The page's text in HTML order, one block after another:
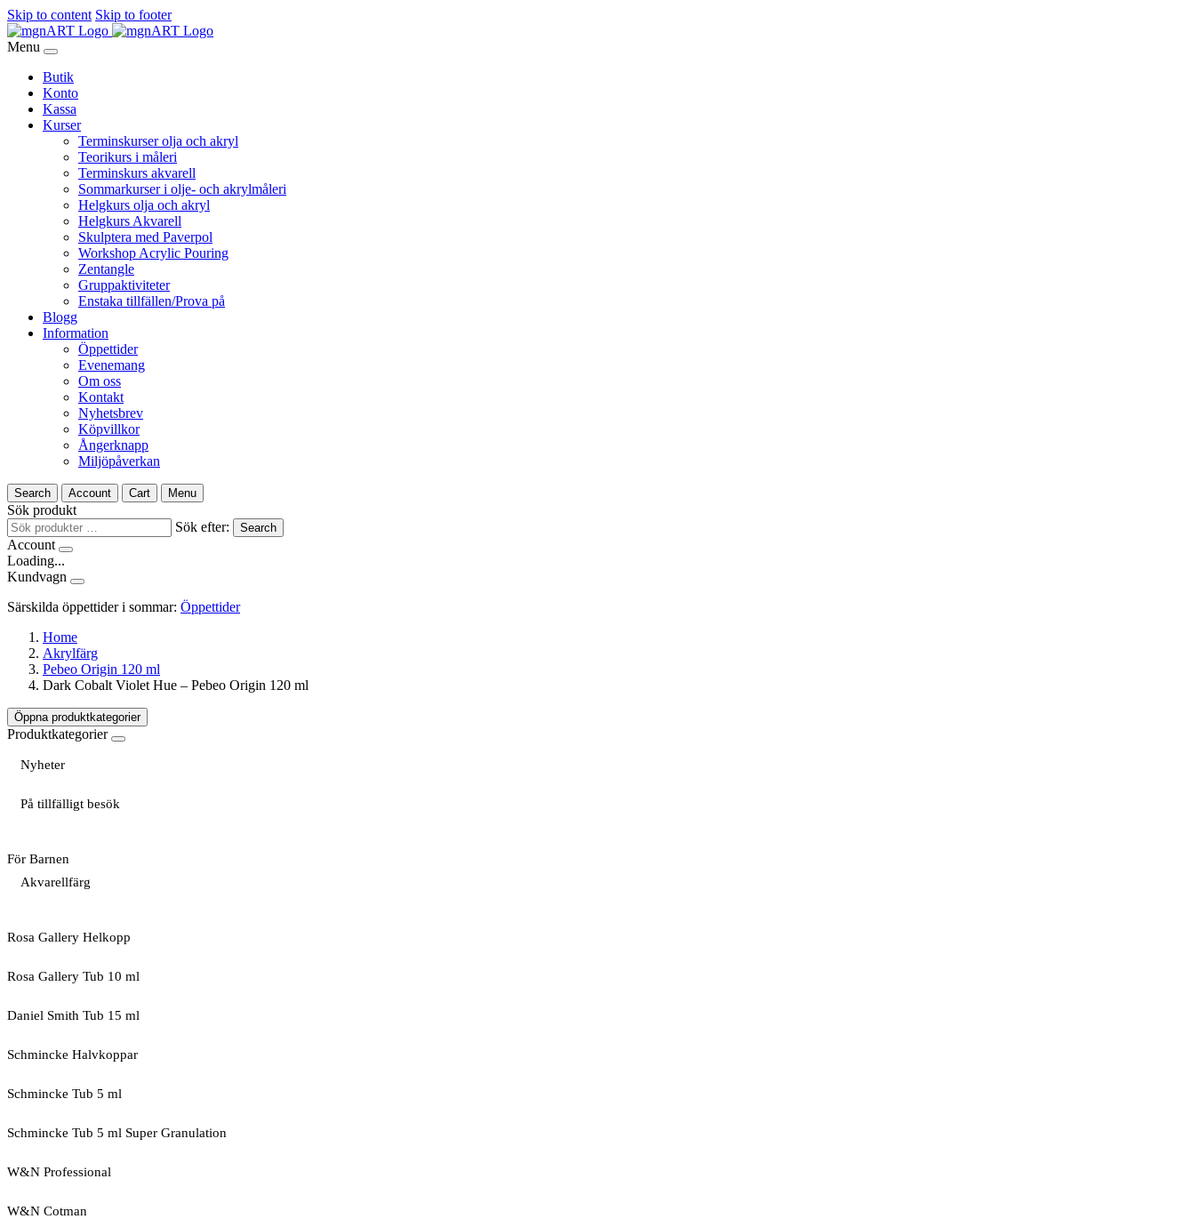
Skip to content Skip to footer
Menu
Butik
Konto
Kassa
Kurser
Terminskurser olja och akryl
Teorikurs i måleri
Terminskurs akvarell
Sommarkurser i olje- och akrylmåleri
Helgkurs olja och akryl
Helgkurs Akvarell
Skulptera med Paverpol
Workshop Acrylic Pouring
Zentangle
Gruppaktiviteter
Enstaka tillfällen/Prova på
Blogg
Information
Öppettider
Evenemang
Om oss
Kontakt
Nyhetsbrev
Köpvillkor
Ångerknapp
Miljöpåverkan
Search Account Cart Menu
Sök produkt
Sök efter:
Search
Account
Loading...
Kundvagn
Särskilda öppettider i sommar: Öppettider
Home
Akrylfärg
Pebeo Origin 120 ml
Dark Cobalt Violet Hue – Pebeo Origin 120 ml
Öppna produktkategorier
Produktkategorier
Nyheter
På tillfälligt besök
För Barnen
Akvarellfärg
Rosa Gallery Helkopp
Rosa Gallery Tub 10 ml
Daniel Smith Tub 15 ml
Schmincke Halvkoppar
Schmincke Tub 5 ml
Schmincke Tub 5 ml Super Granulation
W&N Professional
W&N Cotman